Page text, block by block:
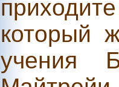
который
учения